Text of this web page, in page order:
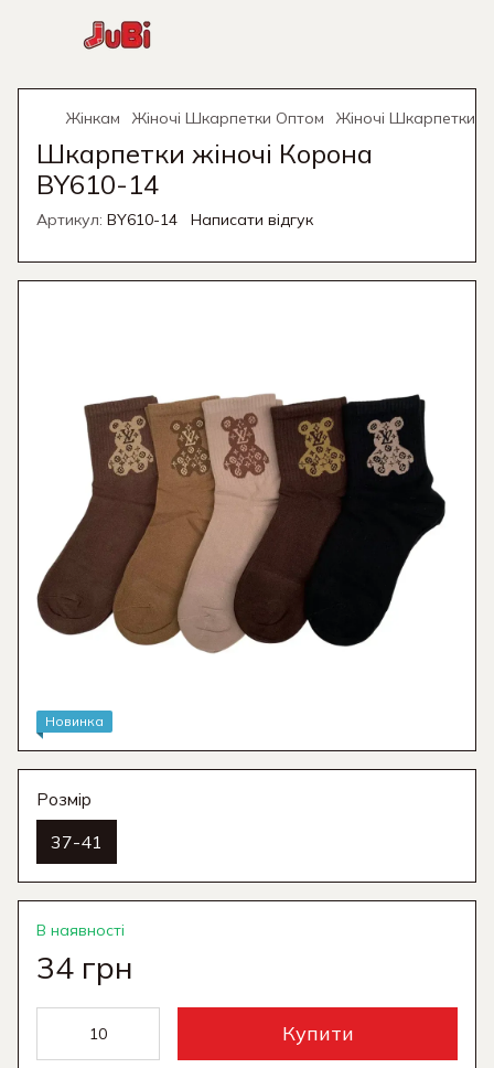
Жінкам Жіночі Шкарпетки Оптом Жіночі Шкарпетки
Шкарпетки жіночі Корона
BY610-14
Артикул: BY610-14 Написати відгук
Новинка
Розмір
37-41
В наявності
34 грн
Купити